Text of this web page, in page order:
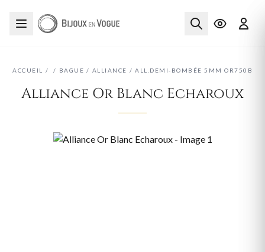
ACCUEIL / / BAGUE / ALLIANCE / ALL.DEMI-BOMBÉE 5MM OR750B
Alliance Or Blanc Echaroux